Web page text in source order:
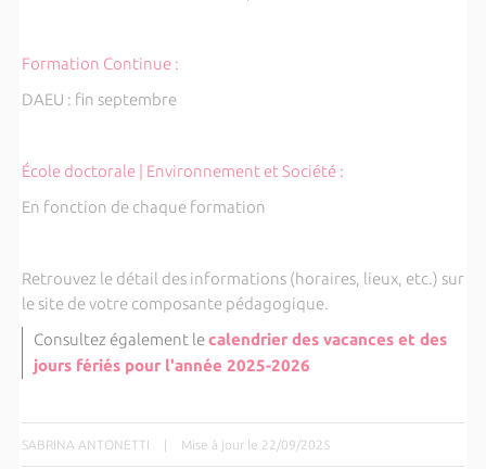
Formation Continue :
DAEU : fin septembre
École doctorale | Environnement et Société :
En fonction de chaque formation
Retrouvez le détail des informations (horaires, lieux, etc.) sur
le site de votre composante pédagogique.
Consultez également lecalendrier des vacances et des
jours fériés pour l'année 2025-2026
SABRINA ANTONETTI | Mise à jour le 22/09/2025